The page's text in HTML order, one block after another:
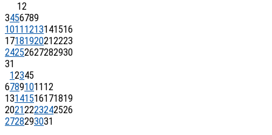
12
3456789
1011 1213141516
17181920212223
24252627282930
31
12345
67891011 12
13141516171819
20212223242526
2728293031